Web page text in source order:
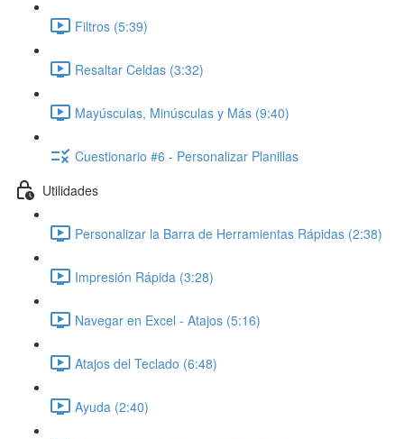
Filtros (5:39)
Resaltar Celdas (3:32)
Mayúsculas, Minúsculas y Más (9:40)
Cuestionario #6 - Personalizar Planillas
Utilidades
Personalizar la Barra de Herramientas Rápidas (2:38)
Impresión Rápida (3:28)
Navegar en Excel - Atajos (5:16)
Atajos del Teclado (6:48)
Ayuda (2:40)